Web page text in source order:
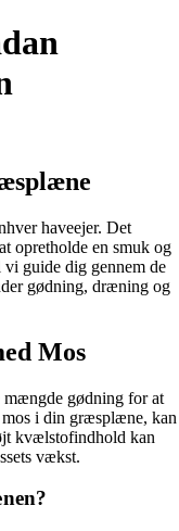
haveejer. Det
opretholde en smuk og
guide dig gennem de
gødning, dræning og
Mos
gødning for at
i din græsplæne, kan
kvælstofindhold kan
vækst.